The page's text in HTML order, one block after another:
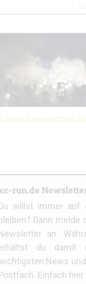
RUN.DE beim ZUT2026:
run.de
willst immer auf
bleiben? Dann melde
an.
du damit
News
Einfach hier